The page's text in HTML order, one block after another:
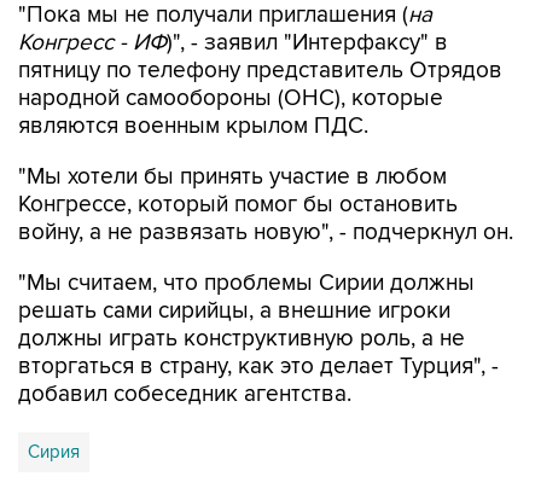
"Пока мы не получали приглашения (на
Конгресс - ИФ)", - заявил "Интерфаксу" в
пятницу по телефону представитель Отрядов
народной самообороны (ОНС), которые
являются военным крылом ПДС.
"Мы хотели бы принять участие в любом
Конгрессе, который помог бы остановить
войну, а не развязать новую", - подчеркнул он.
"Мы считаем, что проблемы Сирии должны
решать сами сирийцы, а внешние игроки
должны играть конструктивную роль, а не
вторгаться в страну, как это делает Турция", -
добавил собеседник агентства.
Сирия